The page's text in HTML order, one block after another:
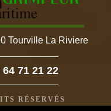
Tourville La Riviere
64 71 21 22
RÉSERVÉS